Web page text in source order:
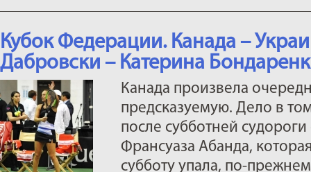
Кубок Федерации. Канада –
Дабровски – Катерина
Канада произвела
предсказуемую. Дело в
после субботней
Франсуаза Абанда,
субботу упала, по-